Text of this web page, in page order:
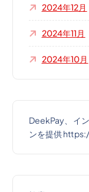
2024年12月
2024年11月
2024年10月
DeekPay、イ
ンを提供